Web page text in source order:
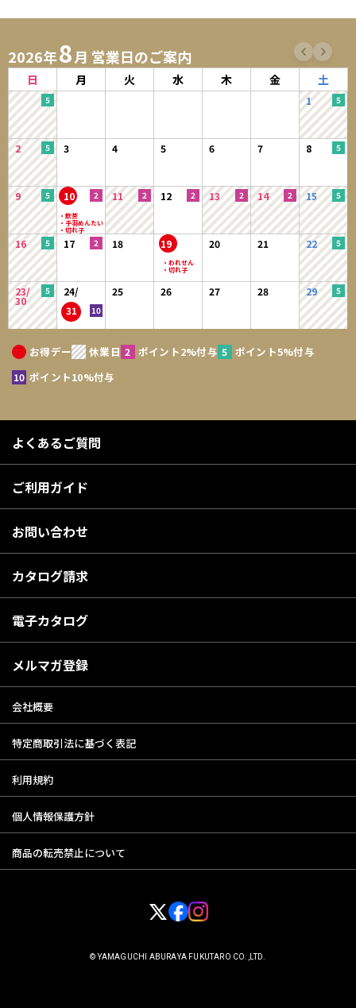
2026年8月 営業日のご案内
日 月 火 水 木 金 土
1
2 3 4 5 6 7 8
9 10 11 12 13 14 15
16 17 18 19 20 21 22
23/
30
24/
31
25 26 27 28 29
お得デー 休業日 ポイント2%付与
ポイント5%付与
ポイント10%付与
よくあるご質問
ご利用ガイド
お問い合わせ
カタログ請求
電子カタログ
メルマガ登録
会社概要
特定商取引法に基づく表記
利用規約
個人情報保護方針
商品の転売禁止について
© YAMAGUCHI ABURAYA FUKUTARO CO.,LTD.